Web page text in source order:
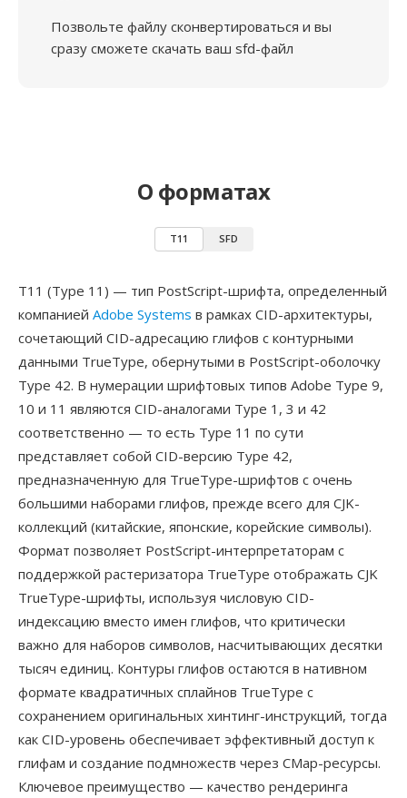
Позвольте файлу сконвертироваться и вы
сразу сможете скачать ваш sfd-файл
О форматах
T11 SFD
T11 (Type 11) — тип PostScript-шрифта, определенный
компанией Adobe Systems в рамках CID-архитектуры,
сочетающий CID-адресацию глифов с контурными
данными TrueType, обернутыми в PostScript-оболочку
Type 42. В нумерации шрифтовых типов Adobe Type 9,
10 и 11 являются CID-аналогами Type 1, 3 и 42
соответственно — то есть Type 11 по сути
представляет собой CID-версию Type 42,
предназначенную для TrueType-шрифтов с очень
большими наборами глифов, прежде всего для CJK-
коллекций (китайские, японские, корейские символы).
Формат позволяет PostScript-интерпретаторам с
поддержкой растеризатора TrueType отображать CJK
TrueType-шрифты, используя числовую CID-
индексацию вместо имен глифов, что критически
важно для наборов символов, насчитывающих десятки
тысяч единиц. Контуры глифов остаются в нативном
формате квадратичных сплайнов TrueType с
сохранением оригинальных хинтинг-инструкций, тогда
как CID-уровень обеспечивает эффективный доступ к
глифам и создание подмножеств через CMap-ресурсы.
Ключевое преимущество — качество рендеринга